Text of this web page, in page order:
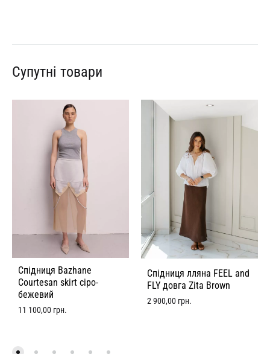
Супутні товари
Спідниця Bazhane
Courtesan skirt сіро-
бежевий
11 100,00 грн.
Спідниця лляна FEEL and
FLY довга Zita Brown
2 900,00 грн.